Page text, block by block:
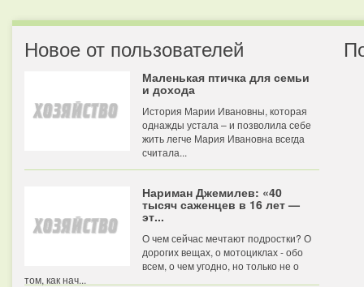
Новое от пользователей
Маленькая птичка для семьи
и дохода
История Марии Ивановны, которая
однажды устала – и позволила себе
жить легче Мария Ивановна всегда
считала...
Нариман Джемилев: «40
тысяч саженцев в 16 лет —
эт...
О чем сейчас мечтают подростки? О
дорогих вещах, о мотоциклах - обо
всем, о чем угодно, но только не о
том, как нач...